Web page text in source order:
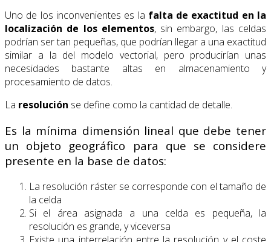
Uno de los inconvenientes es la falta de exactitud en la
localización de los elementos, sin embargo, las celdas
podrían ser tan pequeñas, que podrían llegar a una exactitud
similar a la del modelo vectorial, pero producirían unas
necesidades bastante altas en almacenamiento y
procesamiento de datos.
La resolución se define como la cantidad de detalle.
Es la mínima dimensión lineal que debe tener
un objeto geográfico para que se considere
presente en la base de datos:
La resolución ráster se corresponde con el tamaño de
la celda
Si el área asignada a una celda es pequeña, la
resolución es grande, y viceversa
Existe una interrelación entre la resolución y el coste